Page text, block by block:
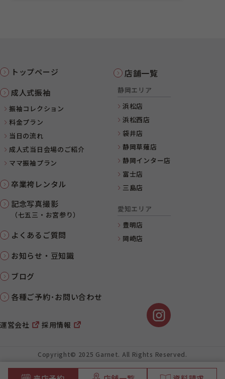
トップページ
成人式振袖
振袖コレクション
料金プラン
当日の流れ
成人式当日会場のご紹介
ママ振袖プラン
卒業袴レンタル
記念写真撮影
（七五三・お宮参り）
よくあるご質問
お知らせ・豆知識
ブログ
各種ご予約･お問い合わせ
店舗一覧
静岡エリア
浜松店
浜松西店
袋井店
静岡草薙店
静岡インター店
富士店
三島店
愛知エリア
豊明店
岡崎店
運営会社 採用情報
Copyright© 2025 Garnet. All Rights Reserved.